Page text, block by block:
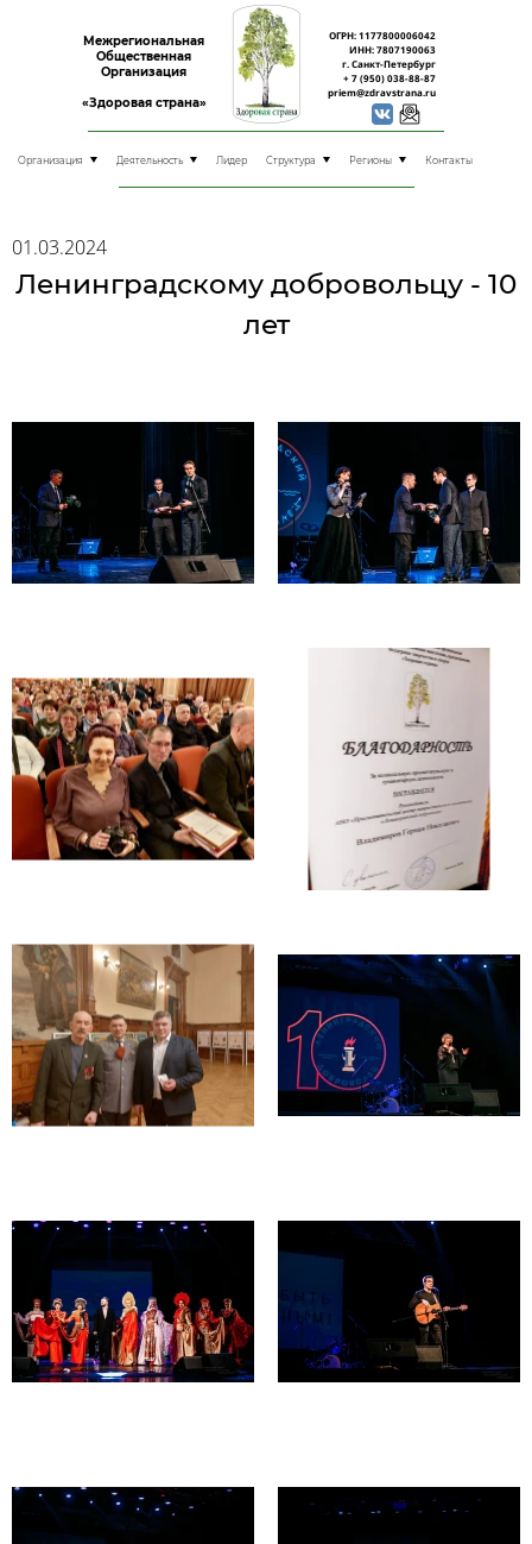
Межрегиональная
Общественная
Организация
«Здоровая страна»
ОГРН: 1177800006042
ИНН: 7807190063
г. Санкт-Петербург
+ 7 (950) 038-88-87
priem@zdravstrana.ru
Организация Деятельность Лидер Структура Регионы Контакты
01.03.2024
Ленинградскому добровольцу - 10
лет